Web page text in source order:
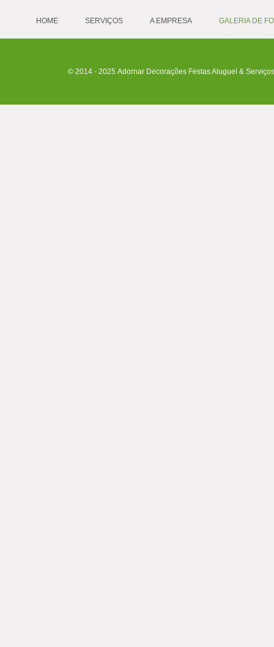
HOME SERVIÇOS A EMPRESA GALERIA DE
© 2014 - 2025 Adornar Decorações Festas Aluguel &